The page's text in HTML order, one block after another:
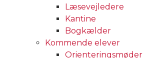
Læsevejledere
Kantine
Bogkælder
Kommende elever
Orienteringsmøder